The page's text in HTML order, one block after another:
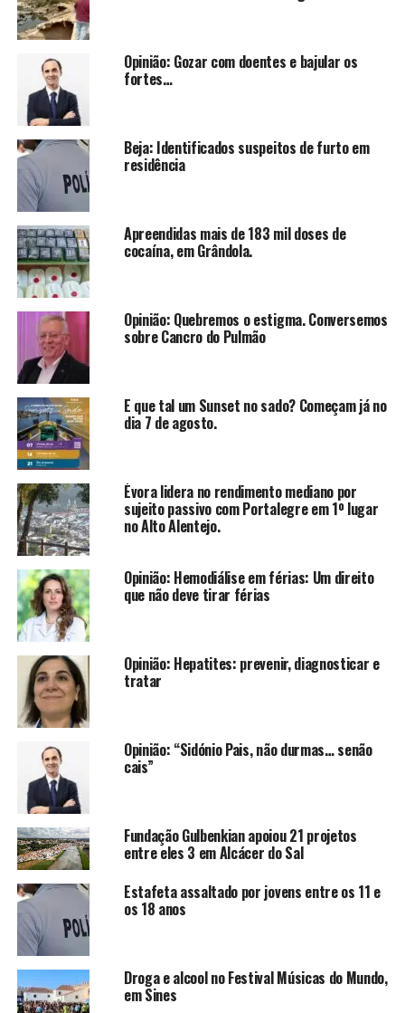
Opinião: Gozar com doentes e bajular os
fortes…
Beja: Identificados suspeitos de furto em
residência
Apreendidas mais de 183 mil doses de
cocaína, em Grândola.
Opinião: Quebremos o estigma. Conversemos
sobre Cancro do Pulmão
E que tal um Sunset no sado? Começam já no
dia 7 de agosto.
Évora lidera no rendimento mediano por
sujeito passivo com Portalegre em 1º lugar
no Alto Alentejo.
Opinião: Hemodiálise em férias: Um direito
que não deve tirar férias
Opinião: Hepatites: prevenir, diagnosticar e
tratar
Opinião: “Sidónio Pais, não durmas… senão
cais”
Fundação Gulbenkian apoiou 21 projetos
entre eles 3 em Alcácer do Sal
Estafeta assaltado por jovens entre os 11 e
os 18 anos
Droga e alcool no Festival Músicas do Mundo,
em Sines